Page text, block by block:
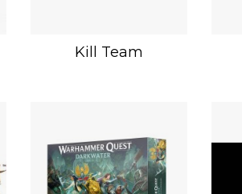
Kill Team